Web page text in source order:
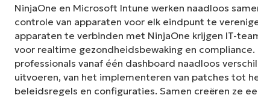
NinjaOne en Microsoft Intune werken naadloos
controle van apparaten voor elk eindpunt te
apparaten te verbinden met NinjaOne krijgen IT-
voor realtime gezondheidsbewaking en
professionals vanaf één dashboard naadloos
uitvoeren, van het implementeren van patches tot
beleidsregels en configuraties. Samen creëren ze
"Voorheen had ik 10-15 verschillende
NinjaOne doet in zijn gecentraliseerde,
het leven zo veel gemakkelijker."
Ernie Turner
Director of IT bij